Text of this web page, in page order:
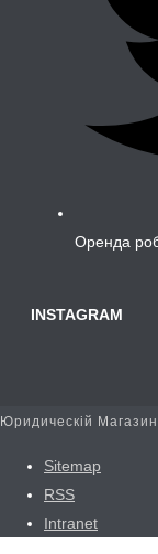
Оренда
INSTAGRAM
Юридическій
Sitemap
RSS
Intranet